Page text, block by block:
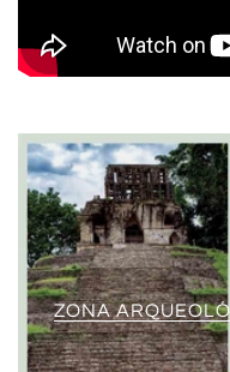
ZONA